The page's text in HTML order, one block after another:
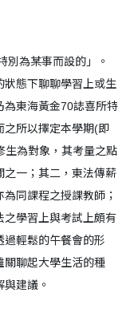
別為某事而設的」。
狀態下聊聊學習上或生
為東海黃金70誌喜所特
之所以擇定本學期(即
生為對象，其考量之點
之一；其二，東法傳薪
同課程之授課教師；
之學習上與考試上頗有
輕鬆的午餐會的形
關聊起大學生活的種
建議。